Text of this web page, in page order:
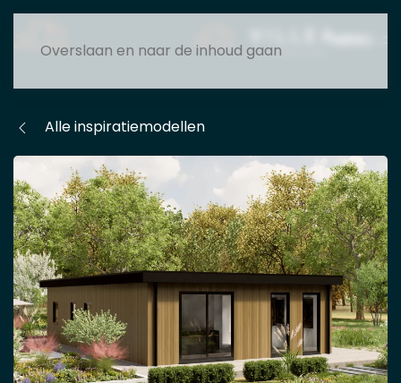
Overslaan en naar de inhoud gaan
Alle inspiratiemodellen